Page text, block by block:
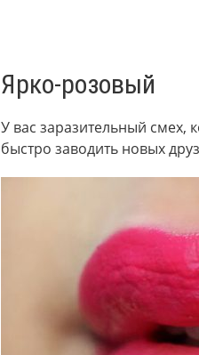
Ярко-розовый
У вас заразительный смех,
быстро заводить новых